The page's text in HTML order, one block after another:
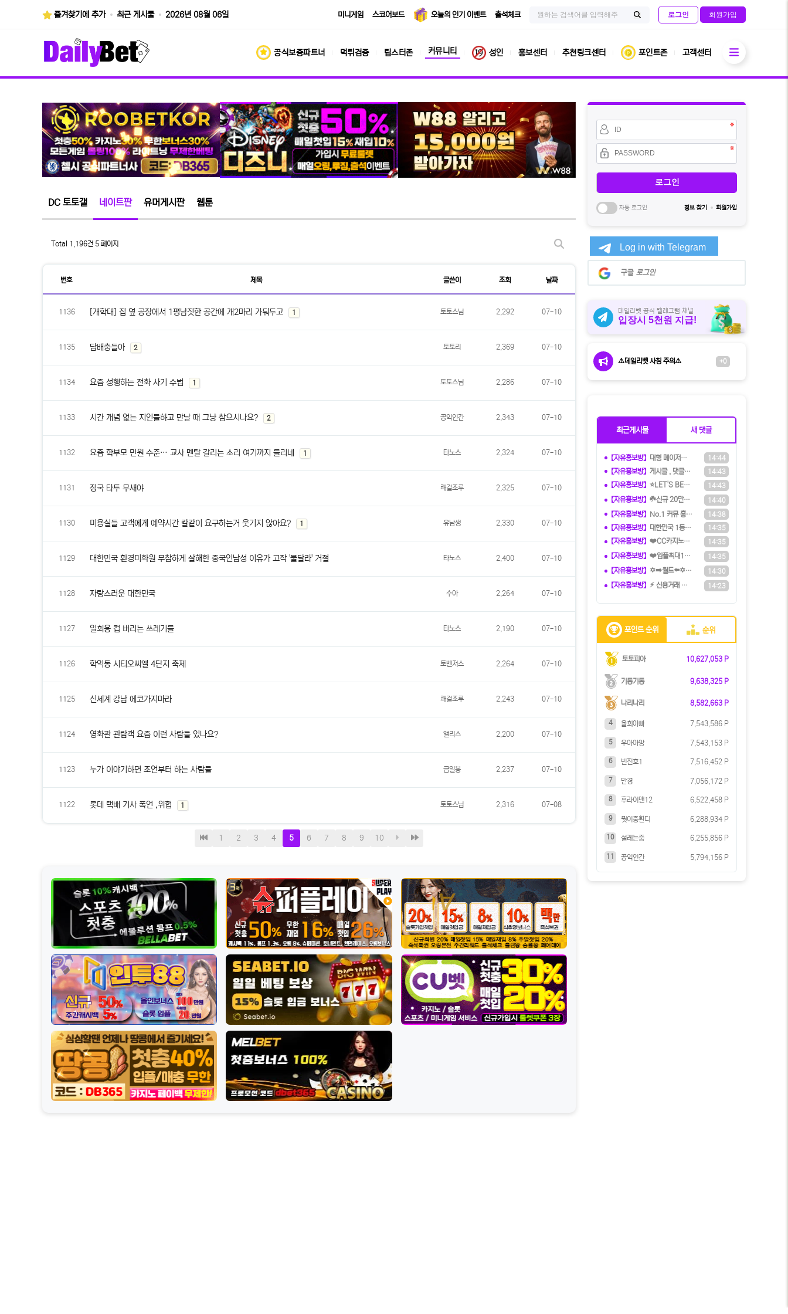
즐겨찾기에 추가 최근 게시물 2026년 08월 06일 미니게임 스코어보드 오늘의 인기 이벤트 출석체크
체
검
로그인 회원가입
공식보증파트너 먹튀검증 팁스터존 커뮤니티 성인 홍보센터 추천링크센터 포인트존 고객센터
회
원
아
이
디
필
비
밀
번
필
자동 로그인 정보 찾기 회원가입
셜
로
그
구글 로그인
데일리벳 공식 텔레그램 채널
입장시 5천원 지급!
⚠️데일리벳 사칭 주의⚠️ +0
최근게시물 새 댓글
【자유홍보방】 ️️대형 메이저계열사에서 TM직원 모 14:44
【자유홍보방】 ️️게시글 , 댓글만 달아도 현금화가 14:43
【자유홍보방】 ⭐️LET'S BET 렛츠벳 - 테더 14:43
【자유홍보방】 ☘️️신규 20만원 당첨쿠폰 수령하세 14:40
【자유홍보방】 ️️No.1 커뮤 홍보대행 프️로그램 14:38
【자유홍보방】 ️대한민국️ 1등 토토 카지노 솔루션 14:35
【자유홍보방】 ❤️CC️카지노+주실장❤️이벤트 및 14:35
【자유홍보방】 ❤️️입플최대100%❤️✨억대보증 C 14:35
【자유홍보방】 ✡️➡️월드⬅️✡️ 5+3ㅣ10+5ㅣ 14:30
【자유홍보방】 ⚡️ 신용거래 스포츠 메이저 지인추천 14:23
포인트 순위 순위
토토피아 10,627,053 P
기동기동 9,638,325 P
나리나리 8,582,663 P
4 율희아빠 7,543,586 P
5 우아아앙 7,543,153 P
6 빈진호1 7,516,452 P
7 만경 7,056,172 P
8 후라이맨12 6,522,458 P
9 뭣이중환디 6,288,934 P
10 설레는중 6,255,856 P
11 공익인간 5,794,156 P
DC 토토갤 네이트판 유머게시판 웹툰
Total 1,196건 5 페이지
게
시
판
판
번호 제목 글쓴이 조회 날짜
1136 [개학대] 집 옆 공장에서 1평남짓한 공간에 개2마리 가둬두고 1 토토스님 2,292 07-10
1135 담배충들아 2 토토리 2,369 07-10
1134 요즘 성행하는 전화 사기 수법 1 토토스님 2,286 07-10
1133 시간 개념 없는 지인들하고 만날 때 그냥 참으시나요? 2 공익인간 2,343 07-10
1132 요즘 학부모 민원 수준… 교사 멘탈 갈리는 소리 여기까지 들리네 1 타노스 2,324 07-10
1131 정국 타투 무새야 쾌걸조루 2,325 07-10
1130 미용실들 고객에게 예약시간 칼같이 요구하는거 웃기지 않아요? 1 유남생 2,330 07-10
1129 대한민국 환경미화원 무참하게 살해한 중국인남성 이유가 고작 '물달라' 거절 타노스 2,400 07-10
1128 자랑스러운 대한민국 수아 2,264 07-10
1127 일회용 컵 버리는 쓰레기들 타노스 2,190 07-10
1126 학익동 시티오씨엘 4단지 축제 토벤저스 2,264 07-10
1125 신세계 강남 에코가지마라 쾌걸조루 2,243 07-10
1124 영화관 관람객 요즘 이런 사람들 있나요? 앨리스 2,200 07-10
1123 누가 이야기하면 조언부터 하는 사람들 금일봉 2,237 07-10
1122 롯데 택배 기사 폭언 ,위협 1 토토스님 2,316 07-08
처
1 2 3 4
현
5페
6 7 8 9 10
다
마